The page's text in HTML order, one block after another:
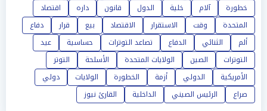
خطورة
آلام خلية الدول قانون داره
اقتصاد
المتحدة
وقت الاستقرار الاقتصاد بيع قرار
دفاع
ألم
الثنائي الدفاع تصاعد التوترات حساسية
عيد
التوترات
الصين الولايات المتحدة الأسلحة
التوتر
الأمريكية
الدولي أزمة الخطورة الولايات
دولي
صراع
الرئيس الصيني الداخلية القارئ نيوز